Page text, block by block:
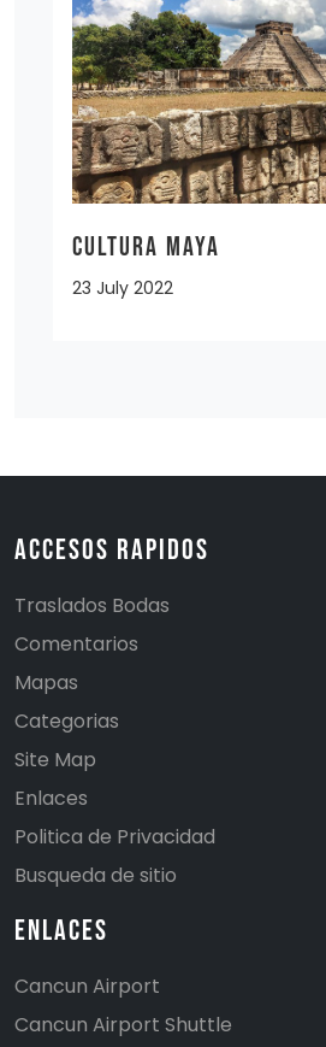
CULTURA MAYA
23 July 2022
Accesos Rapidos
Traslados Bodas
Comentarios
Mapas
Categorias
Site Map
Enlaces
Politica de Privacidad
Busqueda de sitio
Enlaces
Cancun Airport
Cancun Airport Shuttle